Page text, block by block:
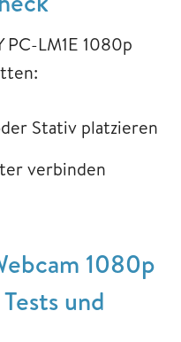
LM1E 1080p
Stativ platzieren
verbinden
1080p
und